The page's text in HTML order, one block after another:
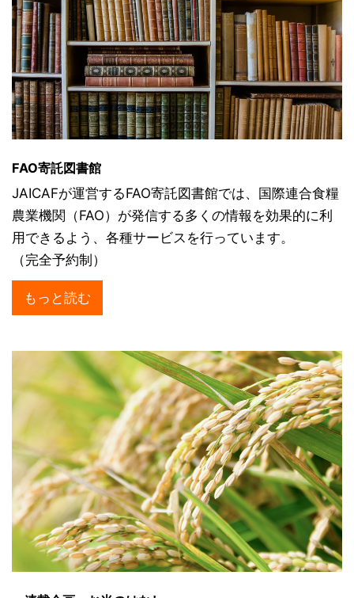
FAO寄託図書館
JAICAFが運営するFAO寄託図書館では、国際連合食糧
農業機関（FAO）が発信する多くの情報を効果的に利
用できるよう、各種サービスを行っています。
（完全予約制）
もっと読む